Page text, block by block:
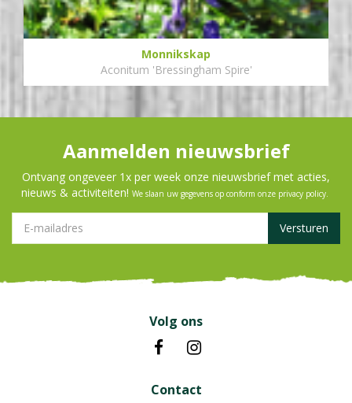
Monnikskap
Aconitum 'Bressingham Spire'
Aanmelden nieuwsbrief
Ontvang ongeveer 1x per week onze nieuwsbrief met acties,
nieuws & activiteiten! We slaan uw gegevens op conform onze privacy policy
Volg ons
Contact